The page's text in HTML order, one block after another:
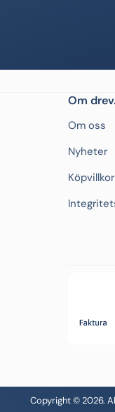
Om
Om oss
Nyheter
Köpvillkor
Copyright © 2026.